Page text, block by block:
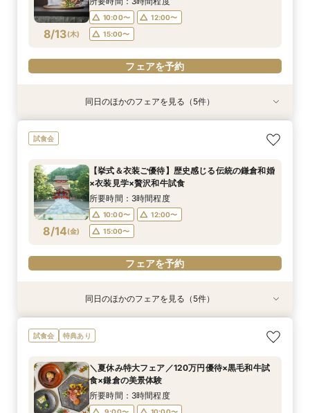
フェアを予約
フェアを予約
フェアを予約
フェアを予約
フェアを予約
8/13(木)
10:00〜
12:00〜
15:00〜
フェアを予約
特典あり
8/13(木)
【和も洋も両方叶う】豪華和牛試食×優待付き衣
10:00〜
12:00〜
15:00〜
フェアを予約
特典あり
8/13(木)
【6名～30名の少人数婚】挙式＆会食Newプラ
10:00〜
12:00〜
15:00〜
フェアを予約
特典あり
8/13(木)
【初めて見学OK＊最短90分】見学＊試食＊予算
10:00〜
12:00〜
15:00〜
17:00〜
フェアを予約
8/13(木)
【タイパ重視！60分で完結◎】オンラインで会
10:00〜
12:00〜
15:00〜
17:00〜
フェアを予約
特典あり
8/13(木)
【八幡宮＆KOTOWAが第一希望の方必見！】特
10:00〜
12:00〜
15:00〜
フェアを予約
同日のほかのフェアを見る（5件）
試食会
8/14(金)
【挙式＆衣装ご優待】歴史感じる伝統の鎌倉和婚
×衣装見学×贅沢和牛試食
所要時間：3時間程度
10:00〜
12:00〜
15:00〜
フェアを予約
特典あり
8/14(金)
【初めて見学OK＊最短90分】見学＊試食＊予算
選べる安心相談会♪
10:00〜
12:00〜
15:00〜
17:00〜
特典あり
8/14(金)
【和も洋も両方叶う】豪華和牛試食×優待付き衣
裳見学フェア
10:00〜
12:00〜
15:00〜
8/14(金)
【タイパ重視！60分で完結◎】オンラインで会
場案内＆相談会
10:00〜
12:00〜
15:00〜
17:00〜
特典あり
8/14(金)
【八幡宮＆KOTOWAが第一希望の方必見！】特
別ご優待フェア
10:00〜
12:00〜
15:00〜
特典あり
8/14(金)
【6名～30名の少人数婚】挙式＆会食Newプラ
ン誕生！無料試食付
10:00〜
12:00〜
15:00〜
同日のほかのフェアを見る（5件）
試食会 特典あり
＼夏休み特大フェア／120万円優待×黒毛和牛試
食×鎌倉の美景体験
所要時間：3時間程度